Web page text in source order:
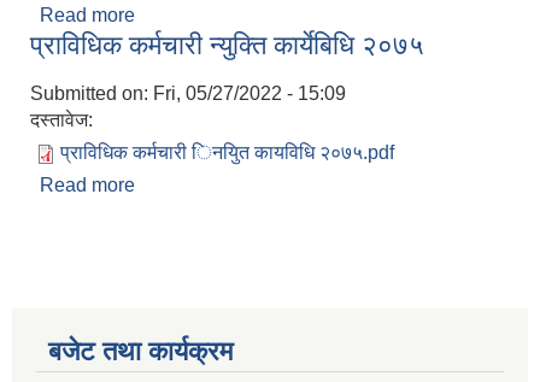
Read more
प्राविधिक कर्मचारी न्युक्ति कार्येबिधि २०७५
Submitted on: Fri, 05/27/2022 - 15:09
दस्तावेज:
प्राविधिक कर्मचारी िनयुित कायविधि २०७५.pdf
Read more
बजेट तथा कार्यक्रम